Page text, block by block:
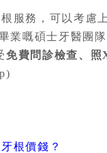
服務，可以考慮上
業嘅碩士牙醫團
免費問診檢查、
根價錢？